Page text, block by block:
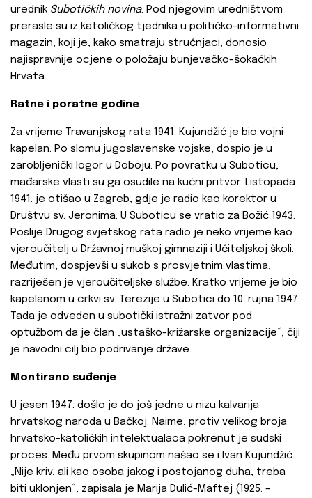
urednik Subotičkih novina. Pod njegovim uredništvom
prerasle su iz katoličkog tjednika u političko-informativni
magazin, koji je, kako smatraju stručnjaci, donosio
najispravnije ocjene o položaju bunjevačko-šokačkih
Hrvata.
Ratne i poratne godine
Za vrijeme Travanjskog rata 1941. Kujundžić je bio vojni
kapelan. Po slomu jugoslavenske vojske, dospio je u
zarobljenički logor u Doboju. Po povratku u Suboticu,
mađarske vlasti su ga osudile na kućni pritvor. Listopada
1941. je otišao u Zagreb, gdje je radio kao korektor u
Društvu sv. Jeronima. U Suboticu se vratio za Božić 1943.
Poslije Drugog svjetskog rata radio je neko vrijeme kao
vjeroučitelj u Državnoj muškoj gimnaziji i Učiteljskoj školi.
Međutim, dospjevši u sukob s prosvjetnim vlastima,
razriješen je vjeroučiteljske službe. Kratko vrijeme je bio
kapelanom u crkvi sv. Terezije u Subotici do 10. rujna 1947.
Tada je odveden u subotički istražni zatvor pod
optužbom da je član „ustaško-križarske organizacije“, čiji
je navodni cilj bio podrivanje države.
Montirano suđenje
U jesen 1947. došlo je do još jedne u nizu kalvarija
hrvatskog naroda u Bačkoj. Naime, protiv velikog broja
hrvatsko-katoličkih intelektualaca pokrenut je sudski
proces. Među prvom skupinom našao se i Ivan Kujundžić.
„Nije kriv, ali kao osoba jakog i postojanog duha, treba
biti uklonjen“, zapisala je Marija Dulić-Maftej (1925. –